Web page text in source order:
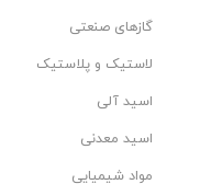
گازهای صنعتی
لاستیک و پلاستیک
اسید آلی
اسید معدنی
مواد شیمیایی